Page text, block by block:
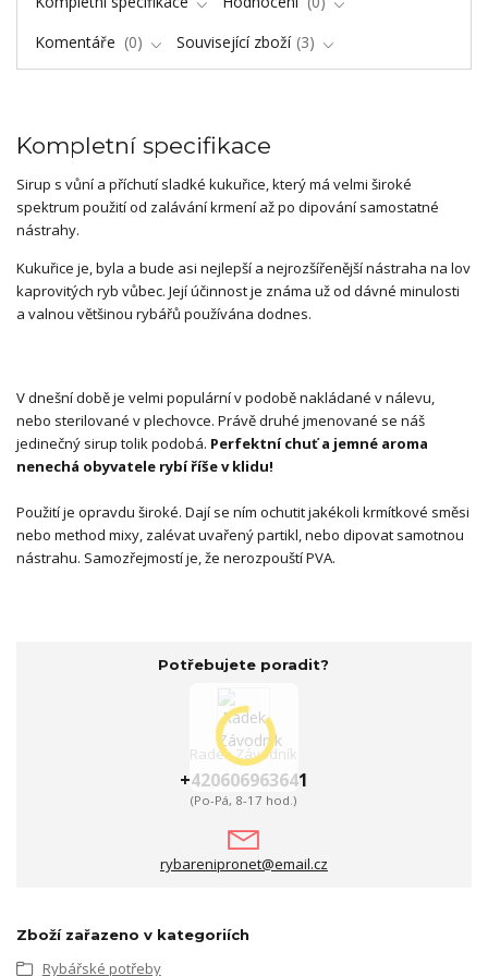
Komentáře
0 Související zboží 3
Kompletní specifikace
Sirup s vůní a příchutí sladké kukuřice, který má velmi široké
spektrum použití od zalávání krmení až po dipování samostatné
nástrahy.
Kukuřice je, byla a bude asi nejlepší a nejrozšířenější nástraha na lov
kaprovitých ryb vůbec. Její účinnost je známa už od dávné minulosti
a valnou většinou rybářů používána dodnes.
V dnešní době je velmi populární v podobě nakládané v nálevu,
nebo sterilované v plechovce. Právě druhé jmenované se náš
jedinečný sirup tolik podobá. Perfektní chuť a jemné aroma
nenechá obyvatele rybí říše v klidu!
Použití je opravdu široké. Dají se ním ochutit jakékoli krmítkové směsi
nebo method mixy, zalévat uvařený partikl, nebo dipovat samotnou
nástrahu. Samozřejmostí je, že nerozpouští PVA.
Potřebujete poradit?
Radek Závodník
+420606963641
(Po-Pá, 8-17 hod.)
rybarenipronet@email.cz
Zboží zařazeno v kategoriích
Rybářské potřeby